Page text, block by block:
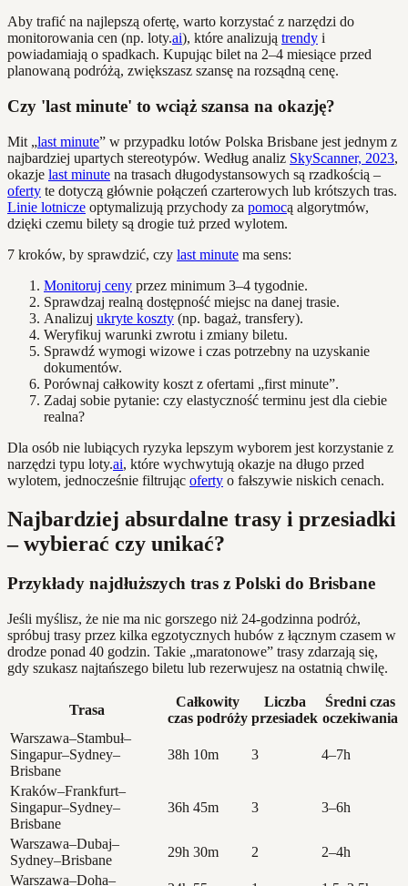
Aby trafić na najlepszą ofertę, warto korzystać z narzędzi do
monitorowania cen (np. loty.ai), które analizują trendy i
powiadamiają o spadkach. Kupując bilet na 2–4 miesiące przed
planowaną podróżą, zwiększasz szansę na rozsądną cenę.
Czy 'last minute' to wciąż szansa na okazję?
Mit „last minute” w przypadku lotów Polska Brisbane jest jednym z
najbardziej upartych stereotypów. Według analiz SkyScanner, 2023,
okazje last minute na trasach długodystansowych są rzadkością –
oferty te dotyczą głównie połączeń czarterowych lub krótszych tras.
Linie lotnicze optymalizują przychody za pomocą algorytmów,
dzięki czemu bilety są drogie tuż przed wylotem.
7 kroków, by sprawdzić, czy last minute ma sens:
Monitoruj ceny przez minimum 3–4 tygodnie.
Sprawdzaj realną dostępność miejsc na danej trasie.
Analizuj ukryte koszty (np. bagaż, transfery).
Weryfikuj warunki zwrotu i zmiany biletu.
Sprawdź wymogi wizowe i czas potrzebny na uzyskanie
dokumentów.
Porównaj całkowity koszt z ofertami „first minute”.
Zadaj sobie pytanie: czy elastyczność terminu jest dla ciebie
realna?
Dla osób nie lubiących ryzyka lepszym wyborem jest korzystanie z
narzędzi typu loty.ai, które wychwytują okazje na długo przed
wylotem, jednocześnie filtrując oferty o fałszywie niskich cenach.
Najbardziej absurdalne trasy i przesiadki
– wybierać czy unikać?
Przykłady najdłuższych tras z Polski do Brisbane
Jeśli myślisz, że nie ma nic gorszego niż 24-godzinna podróż,
spróbuj trasy przez kilka egzotycznych hubów z łącznym czasem w
drodze ponad 40 godzin. Takie „maratonowe” trasy zdarzają się,
gdy szukasz najtańszego biletu lub rezerwujesz na ostatnią chwilę.
Trasa
Całkowity
czas podróży
Liczba
przesiadek
Średni czas
oczekiwania
Warszawa–Stambuł–
Singapur–Sydney–
Brisbane
38h 10m 3 4–7h
Kraków–Frankfurt–
Singapur–Sydney–
Brisbane
36h 45m 3 3–6h
Warszawa–Dubaj–
Sydney–Brisbane
29h 30m 2
2–4h
Warszawa–Doha–